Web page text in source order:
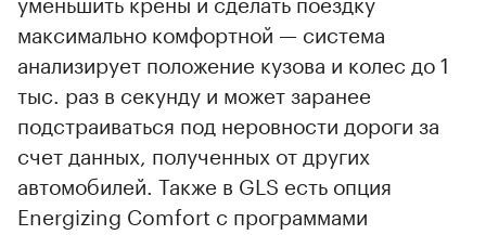
максимально комфортной — система
анализирует положение кузова и колес до 1
тыс. раз в секунду и может заранее
подстраиваться под неровности дороги за
счет данных, полученных от других
автомобилей. Также в GLS есть опция
Energizing Comfort с программами